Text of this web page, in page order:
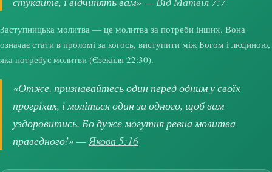
Заступницька молитва — це молитва за потреби інших. Вона
означає стати в проломі за когось, виступити між Богом і людиною,
яка потребує молитви (Єзекіїля 22:30).
«Отже, признавайтесь один перед одним у своїх
прогріхах, і моліться один за одного, щоб вам
уздоровитись. Бо дуже могутня ревна молитва
праведного!» — Якова 5:16